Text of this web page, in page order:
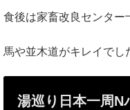
食後は家畜改良センター
馬や並木道がキレイでし
湯巡り日本一周N